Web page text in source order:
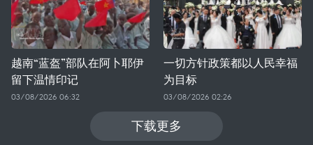
越南“蓝盔”部队在阿卜耶伊
留下温情印记
03/08/2026 06:32
一切方针政策都以人民幸福
为目标
03/08/2026 02:26
下载更多